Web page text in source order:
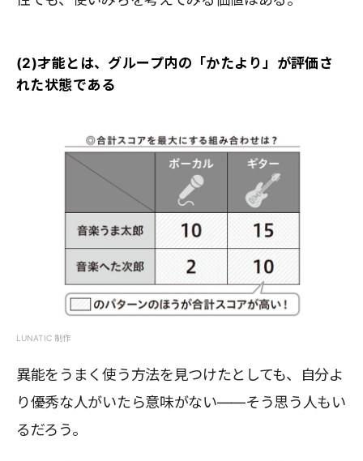
(2)才能とは、グループ内の「かたより」が評価さ
れた状態である
LUNATIC 制作
異能をうまく使う方法を見つけたとしても、自分よ
り優秀な人がいたら意味がない――そう思う人もい
るだろう。